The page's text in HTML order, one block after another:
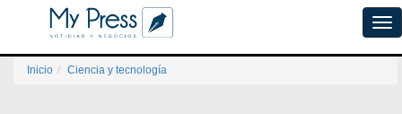
Inicio Ciencia y tecnología